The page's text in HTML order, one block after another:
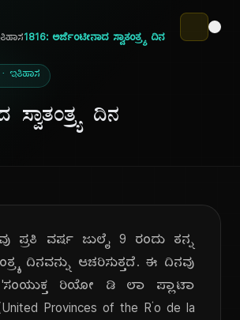
1816: ಅರ್ಜೆಂಟೀನಾದ ಸ್ವಾತಂತ್ರ್ಯ ದಿನ
ಇತಿಹಾಸ
ದಿನ
ಪ್ರತಿ ವರ್ಷ ಜುಲೈ 9 ರಂದು ತನ್ನ
ದಿನವನ್ನು ಆಚರಿಸುತ್ತದೆ. ಈ ದಿನವು
'ಸಂಯುಕ್ತ ರಿಯೋ ಡಿ ಲಾ ಪ್ಲಾಟಾ
Provinces of the Río de la